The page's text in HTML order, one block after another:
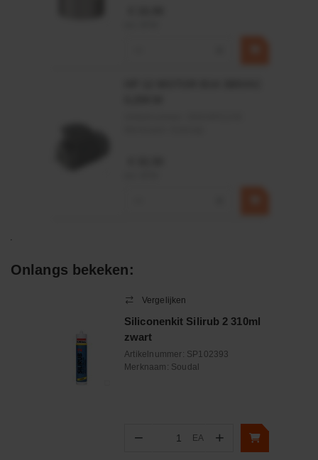
Onlangs bekeken:
Vergelijken
Siliconenkit Silirub 2 310ml
zwart
Artikelnummer: SP102393
Merknaam: Soudal
− Aantal
EA +